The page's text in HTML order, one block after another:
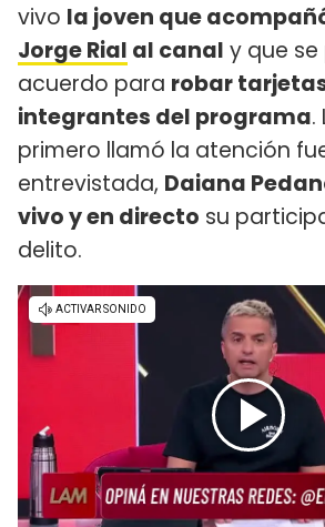
vivo la joven que
Jorge Rial al canal y que
acuerdo para robar
integrantes del programa.
primero llamó la atención
entrevistada, Daiana
vivo y en directo su
delito.